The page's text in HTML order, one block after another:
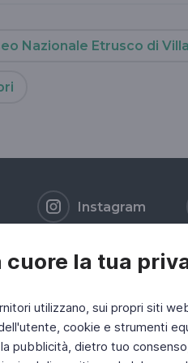
cuore la tua
utilizzano, sui propri siti
cookie e strumenti
pubblicità, dietro tuo
Nazionale Etrusco di
Instagram